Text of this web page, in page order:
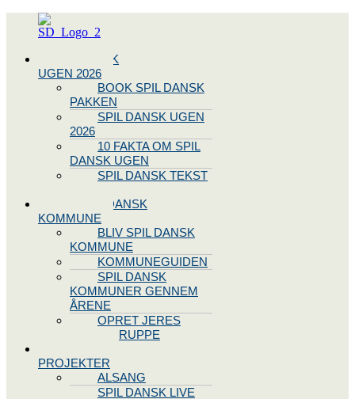
Menu
SPIL DANSK
UGEN 2026
BOOK SPIL DANSK
PAKKEN
SPIL DANSK UGEN
2026
10 FAKTA OM SPIL
DANSK UGEN
SPIL DANSK TEKST
BLIV SPIL DANSK
KOMMUNE
BLIV SPIL DANSK
KOMMUNE
KOMMUNEGUIDEN
SPIL DANSK
KOMMUNER GENNEM
ÅRENE
OPRET JERES
STYREGRUPPE
PROJEKTER
ALSANG
SPIL DANSK LIVE